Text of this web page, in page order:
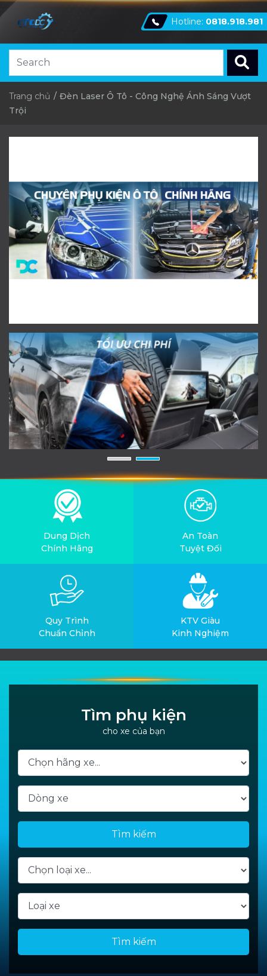
Hotline: 0818.918.981
Trang chủ
Đèn Laser Ô Tô - Công Nghệ Ánh Sáng Vượt
Trội
Dung Dịch
Chính Hãng
An Toàn
Tuyệt Đối
Quy Trình
Chuẩn Chỉnh
KTV Giàu
Kinh Nghiệm
Tìm phụ kiện
cho xe của bạn
Tìm kiếm
Tìm kiếm